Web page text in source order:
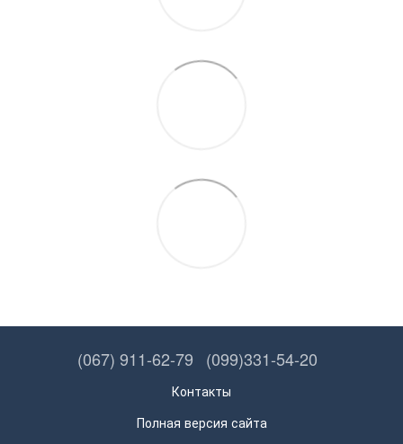
(067) 911-62-79 (099)331-54-20
Контакты
Полная версия сайта